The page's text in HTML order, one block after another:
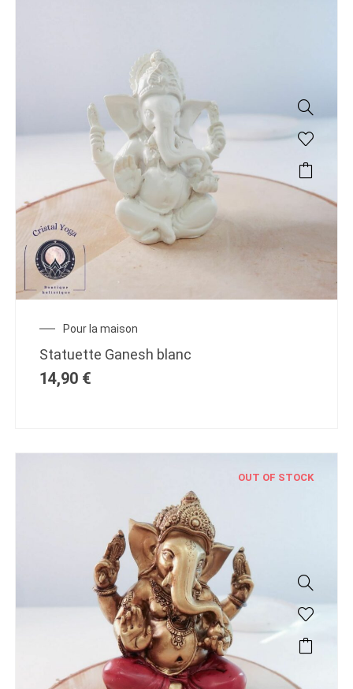
Pour la maison
Statuette Ganesh blanc
14,90 €
OUT OF STOCK